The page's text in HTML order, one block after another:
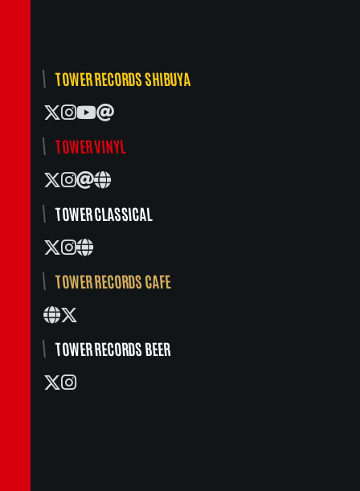
TOWER RECORDS SHIBUYA
TOWER VINYL
TOWER CLASSICAL
TOWER RECORDS CAFE
TOWER RECORDS BEER